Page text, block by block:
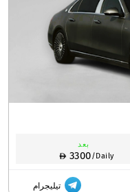
بعد
3300/Daily
تيليجرام